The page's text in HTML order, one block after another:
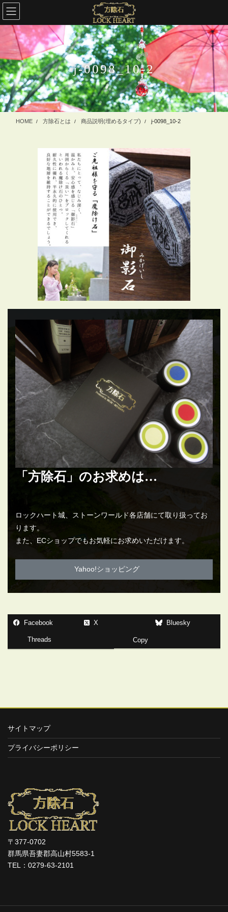
コ
ン
テ
に
移
動
ナ
ビ
ゲ
ョ
ン
に
移
動
j-0098_10-2
HOME 方除石とは 商品説明(埋めるタイプ) j-0098_10-2
「方除石」のお求めは…
ロックハート城、ストーンワールド各店舗にて取り扱ってお
ります。
また、ECショップでもお気軽にお求めいただけます。
Yahoo!ショッピング
Facebook X Bluesky
Threads Copy
サイトマップ
プライバシーポリシー
〒377-0702
群馬県吾妻郡高山村5583-1
TEL：0279-63-2101